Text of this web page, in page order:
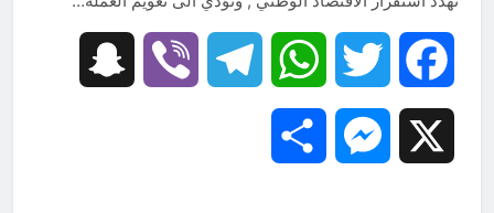
Facebook
Twitter
WhatsApp
Telegram
Viber
Messenger